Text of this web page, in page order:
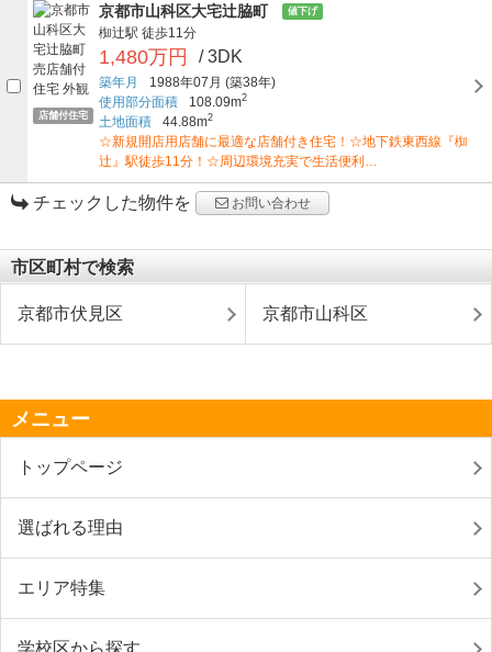
店舗付住宅
京都市山科区大宅辻脇町 値下げ
椥辻駅 徒歩11分
1,480万円 / 3DK
築年月 1988年07月 (築38年)
使用部分面積
108.09m2
土地面積 44.88m2
☆新規開店用店舗に最適な店舗付き住宅！☆地下鉄東西線『椥
辻』駅徒歩11分！☆周辺環境充実で生活便利…
チェックした物件を お問い合わせ
市区町村で検索
京都市伏見区 京都市山科区
メニュー
トップページ
選ばれる理由
エリア特集
学校区から探す